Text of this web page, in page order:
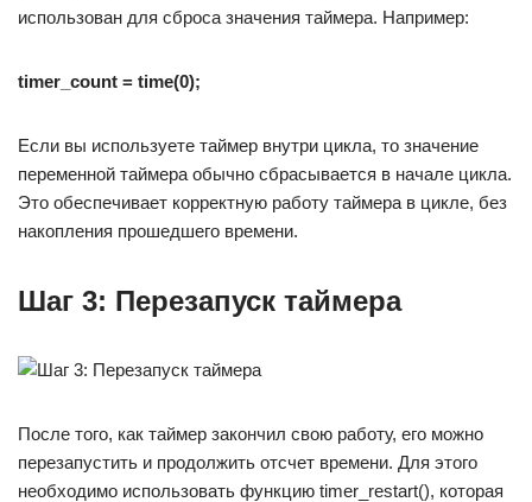
использован для сброса значения таймера. Например:
timer_count = time(0);
Если вы используете таймер внутри цикла, то значение
переменной таймера обычно сбрасывается в начале цикла.
Это обеспечивает корректную работу таймера в цикле, без
накопления прошедшего времени.
Шаг 3: Перезапуск таймера
После того, как таймер закончил свою работу, его можно
перезапустить и продолжить отсчет времени. Для этого
необходимо использовать функцию timer_restart(), которая